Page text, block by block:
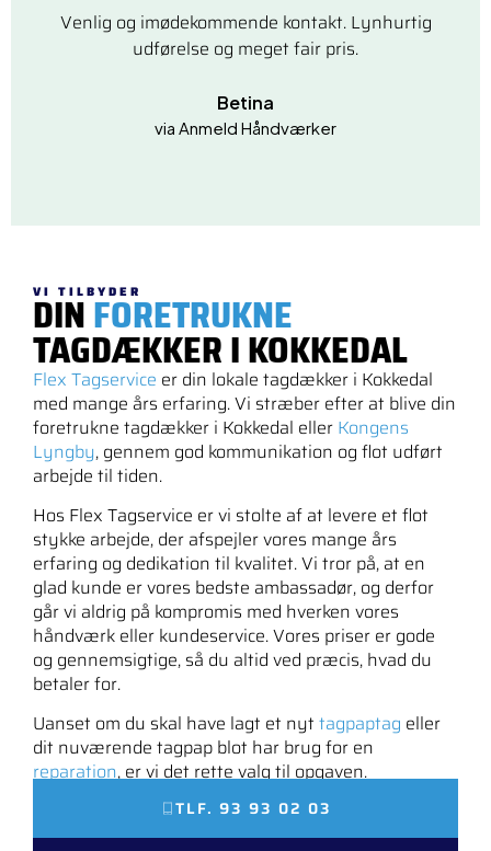
Venlig og imødekommende kontakt. Lynhurtig
udførelse og meget fair pris.
Betina
via Anmeld Håndværker
VI TILBYDER
DINFORETRUKNE
TAGDÆKKER I KOKKEDAL
Flex Tagservice er din lokale tagdækker i Kokkedal
med mange års erfaring. Vi stræber efter at blive din
foretrukne tagdækker i Kokkedal eller Kongens
Lyngby, gennem god kommunikation og flot udført
arbejde til tiden.
Hos Flex Tagservice er vi stolte af at levere et flot
stykke arbejde, der afspejler vores mange års
erfaring og dedikation til kvalitet. Vi tror på, at en
glad kunde er vores bedste ambassadør, og derfor
går vi aldrig på kompromis med hverken vores
håndværk eller kundeservice. Vores priser er gode
og gennemsigtige, så du altid ved præcis, hvad du
betaler for.
Uanset om du skal have lagt et nyt tagpaptag eller
dit nuværende tagpap blot har brug for en
reparation, er vi det rette valg til opgaven.
TLF. 93 93 02 03